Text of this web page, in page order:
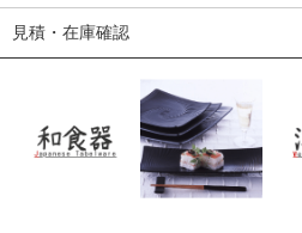
見積・在庫確認